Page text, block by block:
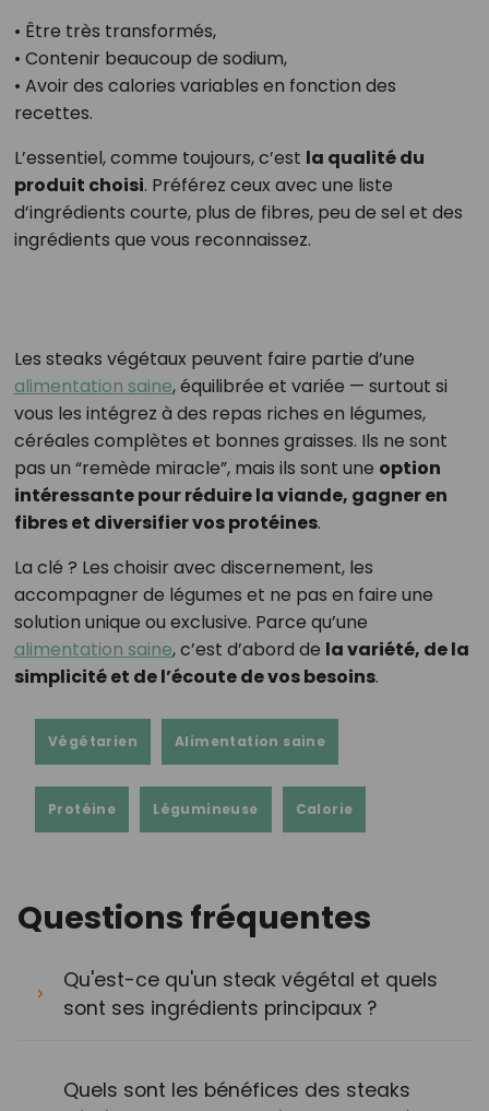
• Être très transformés,
• Contenir beaucoup de sodium,
• Avoir des calories variables en fonction des
recettes.
L’essentiel, comme toujours, c’est la qualité du
produit choisi. Préférez ceux avec une liste
d’ingrédients courte, plus de fibres, peu de sel et des
ingrédients que vous reconnaissez.
Les steaks végétaux peuvent faire partie d’une
alimentation saine, équilibrée et variée — surtout si
vous les intégrez à des repas riches en légumes,
céréales complètes et bonnes graisses. Ils ne sont
pas un “remède miracle”, mais ils sont une option
intéressante pour réduire la viande, gagner en
fibres et diversifier vos protéines.
La clé ? Les choisir avec discernement, les
accompagner de légumes et ne pas en faire une
solution unique ou exclusive. Parce qu’une
alimentation saine, c’est d’abord de la variété, de la
simplicité et de l’écoute de vos besoins.
Végétarien Alimentation saine
Protéine Légumineuse Calorie
Questions fréquentes
Qu'est-ce qu'un steak végétal et quels
sont ses ingrédients principaux ?
Quels sont les bénéfices des steaks